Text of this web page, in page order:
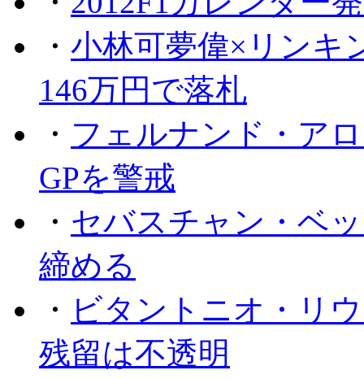
・ 小林可夢偉×リンキ
146万円で落札
・ フェルナンド・ア
GPを警戒
・ セバスチャン・ベ
締める
・ ビタントニオ・リ
残留は不透明